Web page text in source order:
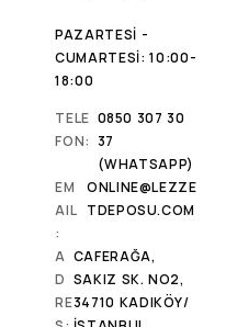
PAZARTESI -
CUMARTESI: 10:00-
18:00
TELE
FON:
0850 307 30
37
(WHATSAPP)
EM
AIL
:
ONLINE@LEZZE
TDEPOSU.COM
A
D
RE
CAFERAĞA,
SAKIZ SK. NO2,
34710 KADIKÖY/